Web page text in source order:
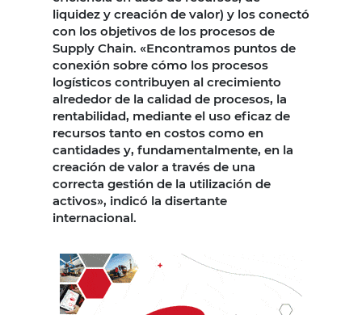
liquidez y creación de valor) y los conectó
con los objetivos de los procesos de
Supply Chain. «Encontramos puntos de
conexión sobre cómo los procesos
logísticos contribuyen al crecimiento
alrededor de la calidad de procesos, la
rentabilidad, mediante el uso eficaz de
recursos tanto en costos como en
cantidades y, fundamentalmente, en la
creación de valor a través de una
correcta gestión de la utilización de
activos», indicó la disertante
internacional.